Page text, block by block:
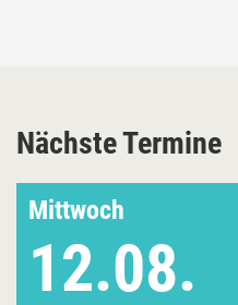
Nächste Termine
Mittwoch
12.08.